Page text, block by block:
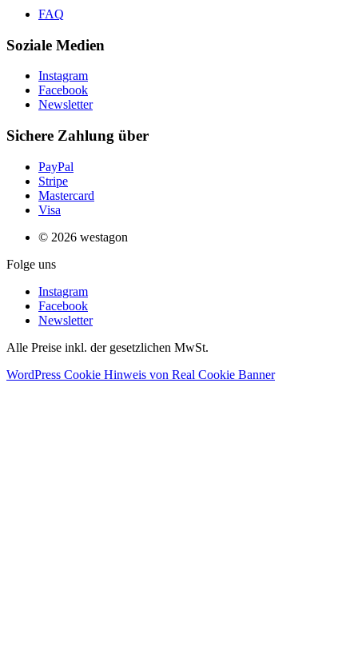
FAQ
Soziale Medien
Instagram
Facebook
Newsletter
Sichere Zahlung über
PayPal
Stripe
Mastercard
Visa
© 2026 westagon
Folge uns
Instagram
Facebook
Newsletter
Alle Preise inkl. der gesetzlichen MwSt.
WordPress Cookie Hinweis von Real Cookie Banner